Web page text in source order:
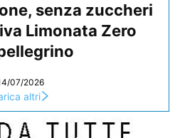
senza zuccheri
Limonata Zero
07/2026
altri